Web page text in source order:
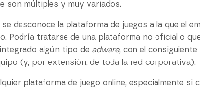
son múltiples y muy variados.
se desconoce la plataforma de juegos a la que el
Podría tratarse de una plataforma no oficial o
algún tipo de adware, con el consiguiente
(y, por extensión, de toda la red corporativa).
plataforma de juego online, especialmente si